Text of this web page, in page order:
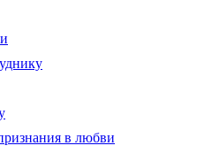
в любви